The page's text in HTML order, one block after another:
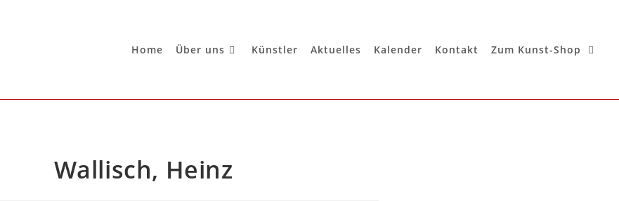
Home Über uns Künstler Aktuelles Kalender Kontakt Zum Kunst-Shop
Wallisch, Heinz